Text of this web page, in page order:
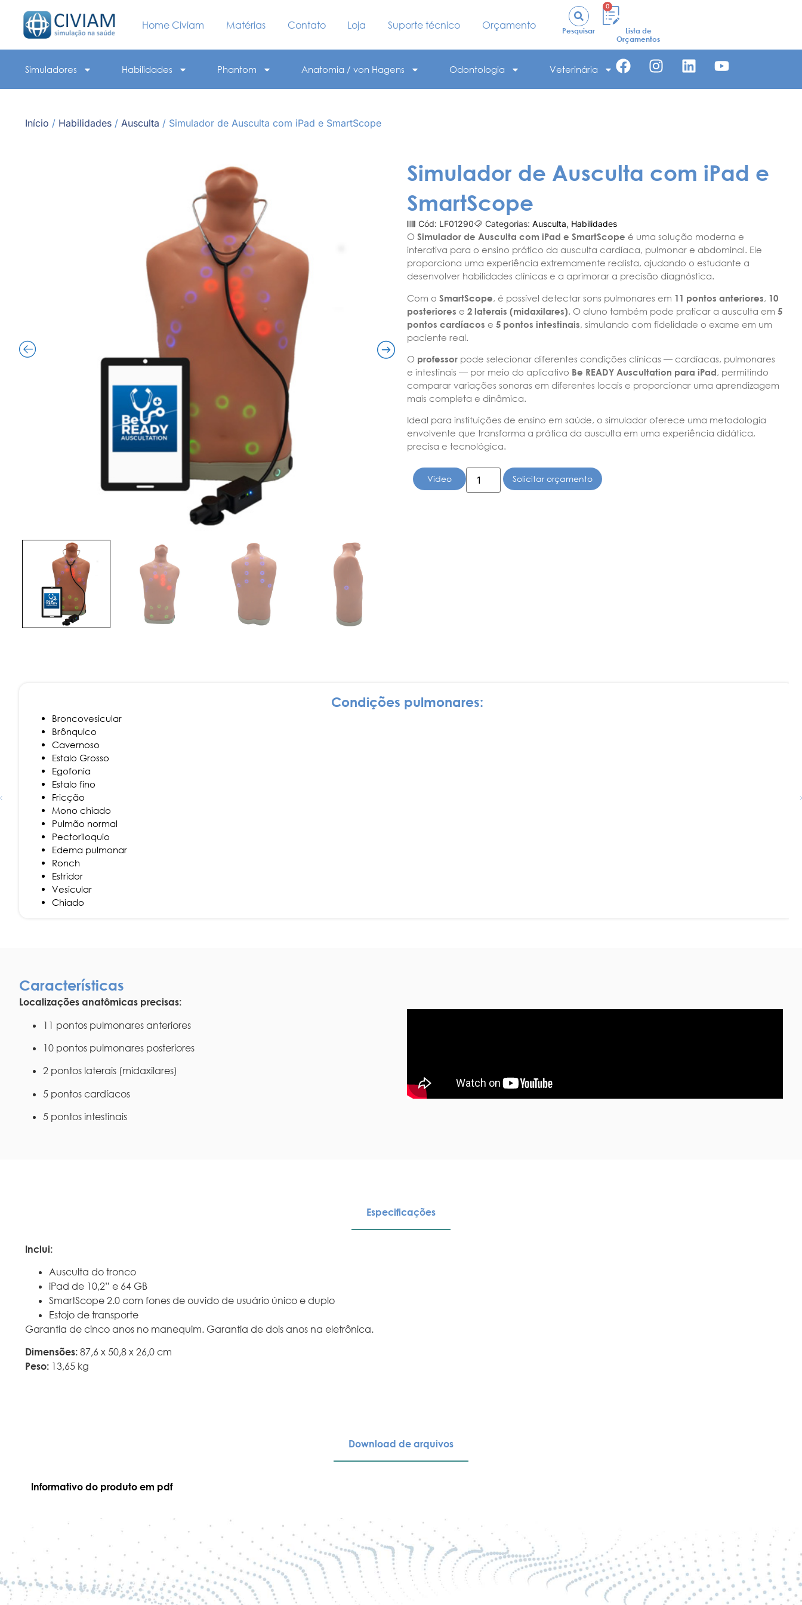
Home Civiam Matérias Contato Loja Suporte técnico Orçamento Pesquisar
0
Lista de
Orçamentos
Simuladores Habilidades Phantom Anatomia / von Hagens Odontologia Veterinária
Início / Habilidades / Ausculta / Simulador de Ausculta com iPad e SmartScope
Simulador de Ausculta com iPad e
SmartScope
Cód: LF01290 Categorias: Ausculta, Habilidades
O Simulador de Ausculta com iPad e SmartScope é uma solução moderna e
interativa para o ensino prático da ausculta cardíaca, pulmonar e abdominal. Ele
proporciona uma experiência extremamente realista, ajudando o estudante a
desenvolver habilidades clínicas e a aprimorar a precisão diagnóstica.
Com o SmartScope , é possível detectar sons pulmonares em 11 pontos anteriores 10
posteriores e 2 laterais (midaxilares) . O aluno também pode praticar a ausculta em 5
pontos cardíacos e 5 pontos intestinais , simulando com fidelidade o exame em um
paciente real.
O professor pode selecionar diferentes condições clínicas — cardíacas, pulmonares
e intestinais — por meio do aplicativo Be READY Auscultation para iPad, permitindo
comparar variações sonoras em diferentes locais e proporcionar uma aprendizagem
mais completa e dinâmica.
Ideal para instituições de ensino em saúde, o simulador oferece uma metodologia
envolvente que transforma a prática da ausculta em uma experiência didática,
precisa e tecnológica.
Video Solicitar orçamento
Condições pulmonares:
Broncovesicular
Brônquico
Cavernoso
Estalo Grosso
Egofonia
Estalo fino
Fricção
Mono chiado
Pulmão normal
Pectoriloquio
Edema pulmonar
Ronch
Estridor
Vesicular
Chiado
Características
Localizações anatômicas precisas:
11 pontos pulmonares anteriores
10 pontos pulmonares posteriores
2 pontos laterais (midaxilares)
5 pontos cardíacos
5 pontos intestinais
Especificações
Inclui:
Ausculta do tronco
iPad de 10,2” e 64 GB
SmartScope 2.0 com fones de ouvido de usuário único e duplo
Estojo de transporte
Garantia de cinco anos no manequim. Garantia de dois anos na eletrônica.
Dimensões: 87,6 x 50,8 x 26,0 cm
Peso: 13,65 kg
Download de arquivos
Informativo do produto em pdf